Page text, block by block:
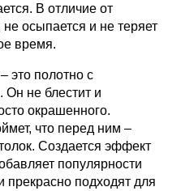
В отличие от
не осыпается и не теряет
время.
это полотно с
Он не блестит и
окрашенного.
что перед ним –
Создается эффект
популярности
подходят для